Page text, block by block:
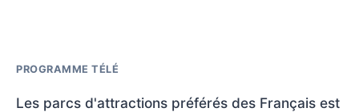
PROGRAMME TÉLÉ
Les parcs d'attractions préférés des Français est